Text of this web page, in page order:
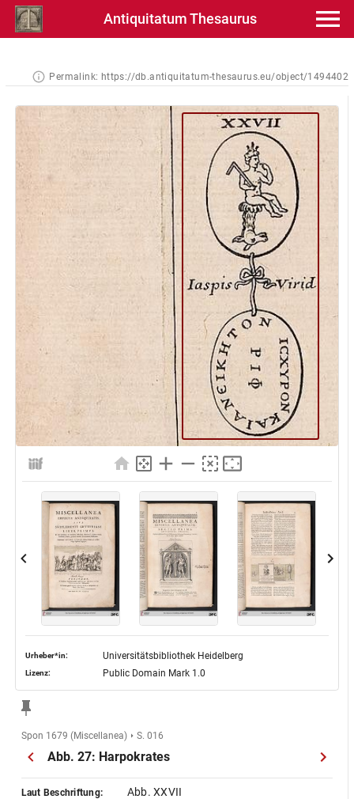
Antiquitatum Thesaurus
Permalink: https://db.antiquitatum-thesaurus.eu/object/1494402
Urheber*in: Universitätsbibliothek Heidelberg
Lizenz: Public Domain Mark 1.0
Spon 1679 (Miscellanea) S. 016
Abb. 27: Harpokrates
Laut Beschriftung: Abb. XXVII